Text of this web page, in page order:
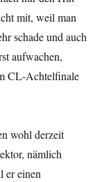
mit, weil man
schade und auch
aufwachen,
CL-Achtelfinale
wohl derzeit
nämlich
er einen